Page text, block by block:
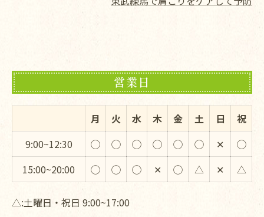
営業日
月 火 水 木 金 土 日
祝
9:00~12:30
◯ ◯ ◯ ◯ ◯ ◯ ✕
◯
15:00~20:00
◯ ◯ ◯ ✕ ◯ △ ✕ △
△:土曜日・祝日 9:00~17:00